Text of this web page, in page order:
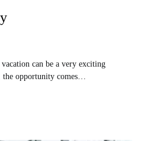
can be a very exciting
the opportunity comes…